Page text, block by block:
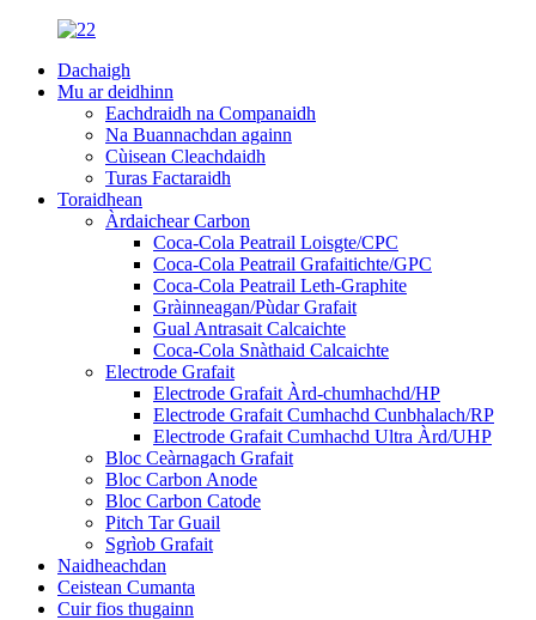
Dachaigh
Mu ar deidhinn
Eachdraidh na Companaidh
Na Buannachdan againn
Cùisean Cleachdaidh
Turas Factaraidh
Toraidhean
Àrdaichear Carbon
Coca-Cola Peatrail Loisgte/CPC
Coca-Cola Peatrail Grafaitichte/GPC
Coca-Cola Peatrail Leth-Graphite
Gràinneagan/Pùdar Grafait
Gual Antrasait Calcaichte
Coca-Cola Snàthaid Calcaichte
Electrode Grafait
Electrode Grafait Àrd-chumhachd/HP
Electrode Grafait Cumhachd Cunbhalach/RP
Electrode Grafait Cumhachd Ultra Àrd/UHP
Bloc Ceàrnagach Grafait
Bloc Carbon Anode
Bloc Carbon Catode
Pitch Tar Guail
Sgrìob Grafait
Naidheachdan
Ceistean Cumanta
Cuir fios thugainn